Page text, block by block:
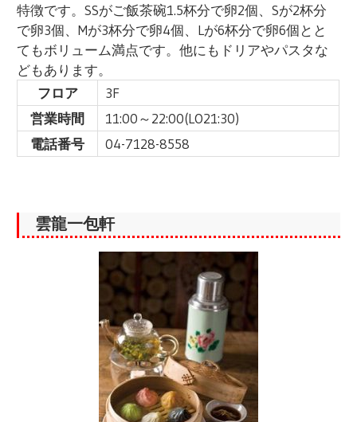
特徴です。SSがご飯茶碗1.5杯分で卵2個、Sが2杯分
で卵3個、Mが3杯分で卵4個、Lが6杯分で卵6個とと
てもボリューム満点です。他にもドリアやパスタな
どもあります。
フロア
3F
営業時間
11:00～22:00(LO21:30)
電話番号
04-7128-8558
雲龍一包軒